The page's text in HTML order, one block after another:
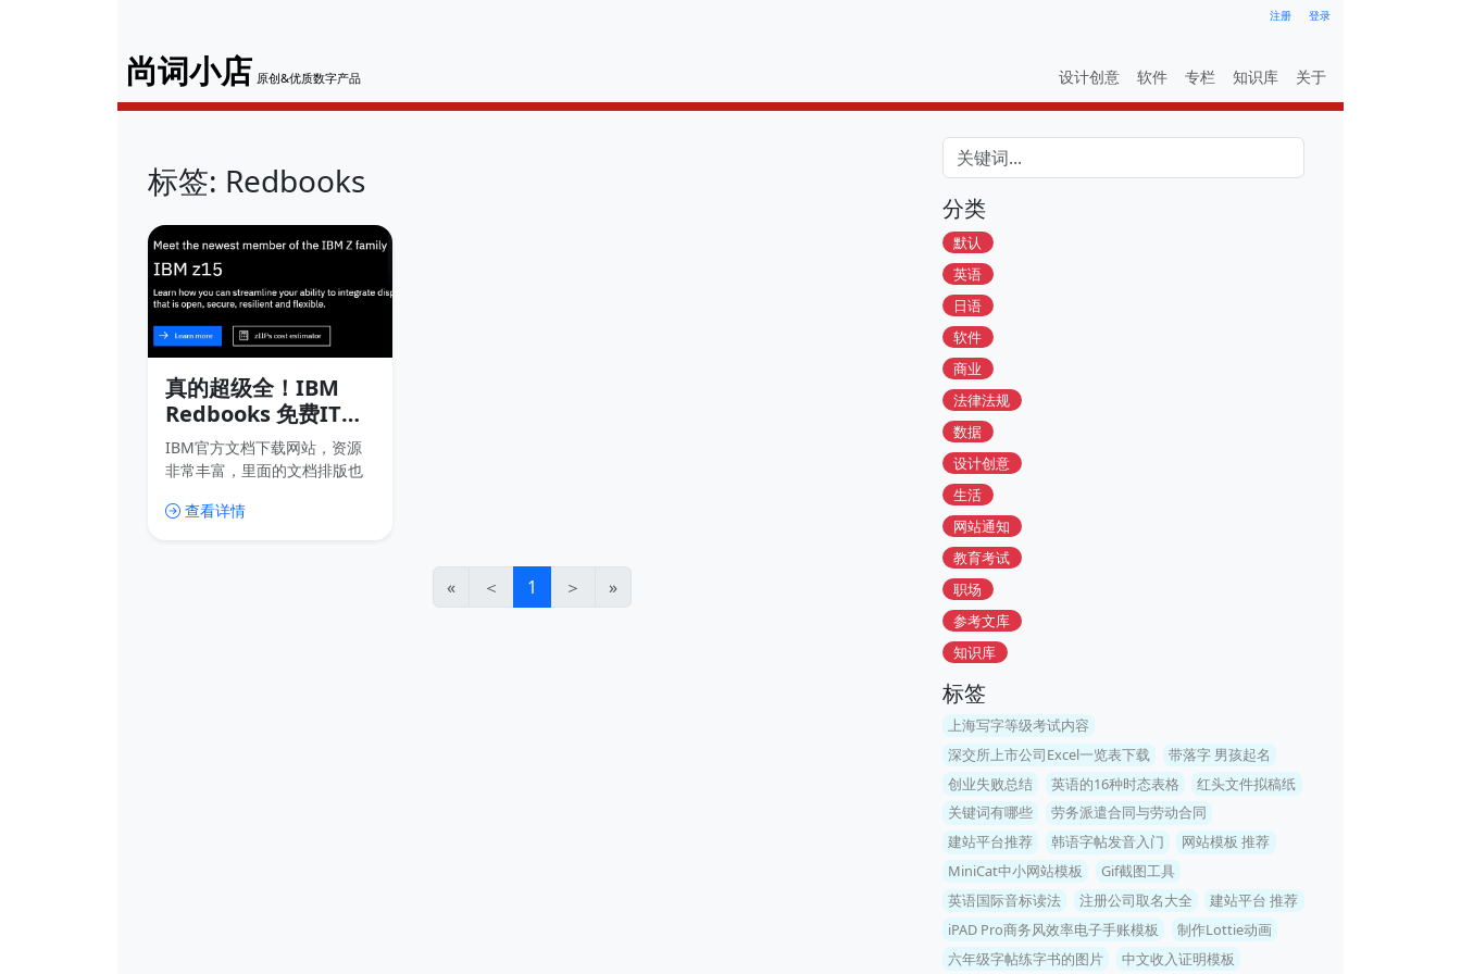
注册 登录
尚词小店 原创&优质数字产品 设计创意 软件 专栏 知识库 关于
标签: Redbooks
真的超级全！IBM
Redbooks 免费IT电
子书下载！
IBM官方文档下载网站，资源
非常丰富，里面的文档排版也
查看详情
« ＜ 1 ＞ »
分类
默认
英语
日语
软件
商业
法律法规
数据
设计创意
生活
网站通知
教育考试
职场
参考文库
知识库
标签
上海写字等级考试内容
深交所上市公司Excel一览表下载
带落字 男孩起名
创业失败总结
英语的16种时态表格
红头文件拟稿纸
关键词有哪些
劳务派遣合同与劳动合同
建站平台推荐
韩语字帖发音入门
网站模板 推荐
MiniCat中小网站模板
Gif截图工具
英语国际音标读法
注册公司取名大全
建站平台 推荐
iPAD Pro商务风效率电子手账模板
制作Lottie动画
六年级字帖练字书的图片
中文收入证明模板